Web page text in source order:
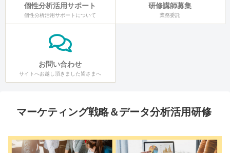
個性分析活用サポート
個性分析活用サポートについて
研修講師募集
業務委託
お問い合わせ
サイトへお越し頂きました皆さまへ
マーケティング戦略＆データ分析活用研修